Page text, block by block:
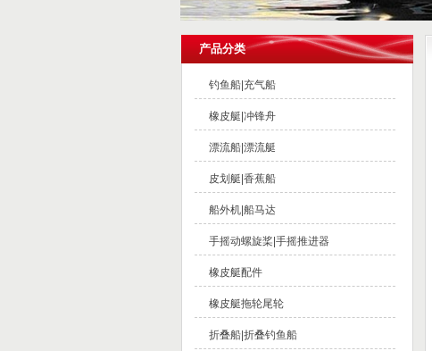
产品分类
钓鱼船|充气船
橡皮艇|冲锋舟
漂流船|漂流艇
皮划艇|香蕉船
船外机|船马达
手摇动螺旋桨|手摇推进器
橡皮艇配件
橡皮艇拖轮尾轮
折叠船|折叠钓鱼船